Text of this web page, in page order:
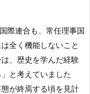
際連合も、常任理事国
全く機能しないこと
、歴史を学んだ経験
と考えていました
が終焉する頃を見計